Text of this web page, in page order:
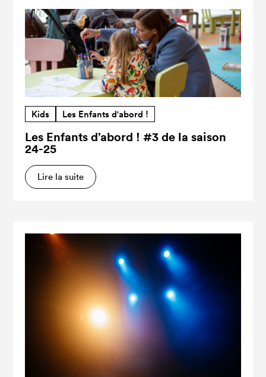
Kids Les Enfants d'abord !
Les Enfants d’abord ! #3 de la saison
24-25
Lire la suite